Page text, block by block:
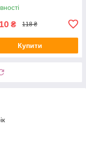
₴ 118 ₴
Купити